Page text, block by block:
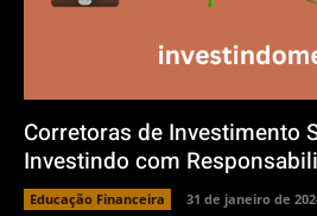
Corretoras de Investimento
Investindo com
Educação Financeira 31 de janeiro de